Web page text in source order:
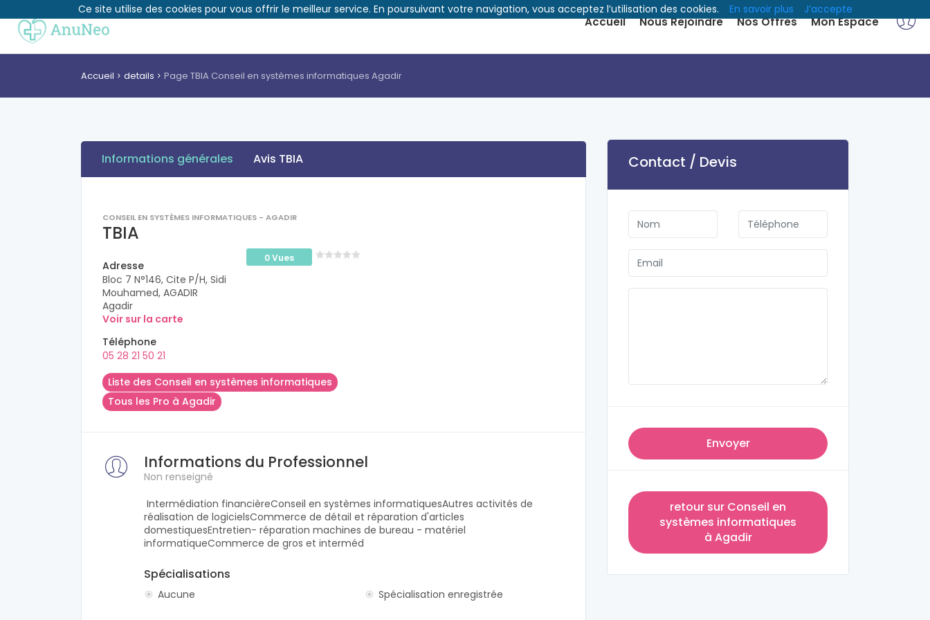
Accueil Nous Rejoindre Nos Offres Mon Espace
Accueil details Page TBIA Conseil en systèmes informatiques Agadir
Informations générales Avis TBIA
CONSEIL EN SYSTÈMES INFORMATIQUES - AGADIR
TBIA
0 Vues
Adresse
Bloc 7 N°146, Cite P/H, Sidi
Mouhamed, AGADIR
Agadir
Voir sur la carte
Téléphone
05 28 21 50 21
Liste des Conseil en systèmes informatiques
Tous les Pro à Agadir
Informations du Professionnel
Non renseigné
Intermédiation financièreConseil en systèmes informatiquesAutres activités de
réalisation de logicielsCommerce de détail et réparation d'articles
domestiquesEntretien- réparation machines de bureau - matériel
informatiqueCommerce de gros et interméd
Spécialisations
Aucune Spécialisation enregistrée
Contact / Devis
Envoyer
retour sur Conseil en
systèmes informatiques
à Agadir
Ce site utilise des cookies pour vous offrir le meilleur service. En poursuivant votre navigation, vous acceptez l’utilisation des cookies. En savoir plus J’accepte